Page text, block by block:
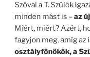
Szóval a T. Szülök
minden mást is –az
Miért, miért? Azért,
fagyjon meg, amíg az
osztályfőnökök, a